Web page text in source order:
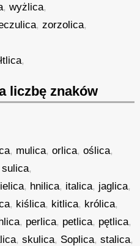
,wyżlica,
,zorzolica,
,
liczbę znaków
, mulica,orlica,oślica,
sulica,
, hnilica, italica, jaglica,
, kiślica, kitlica, królica,
, perlica, petlica, pętlica,
,skulica, Soplica,stalica,